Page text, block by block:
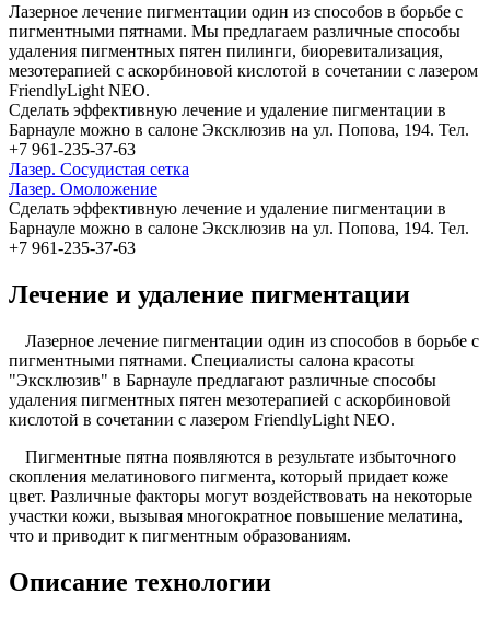
Лазерное лечение пигментации один из способов в борьбе с
пигментными пятнами. Мы предлагаем различные способы
удаления пигментных пятен пилинги, биоревитализация,
мезотерапией с аскорбиновой кислотой в сочетании с лазером
FriendlyLight NEO.
Сделать эффективную лечение и удаление пигментации в
Барнауле можно в салоне Эксклюзив на ул. Попова, 194. Тел.
+7 961-235-37-63
Лазер. Сосудистая сетка
Лазер. Омоложение
Сделать эффективную лечение и удаление пигментации в
Барнауле можно в салоне Эксклюзив на ул. Попова, 194. Тел.
+7 961-235-37-63
Лечение и удаление пигментации
Лазерное лечение пигментации один из способов в борьбе с
пигментными пятнами. Специалисты салона красоты
"Эксклюзив" в Барнауле предлагают различные способы
удаления пигментных пятен мезотерапией с аскорбиновой
кислотой в сочетании с лазером FriendlyLight NEO.
Пигментные пятна появляются в результате избыточного
скопления мелатинового пигмента, который придает коже
цвет. Различные факторы могут воздействовать на некоторые
участки кожи, вызывая многократное повышение мелатина,
что и приводит к пигментным образованиям.
Описание технологии